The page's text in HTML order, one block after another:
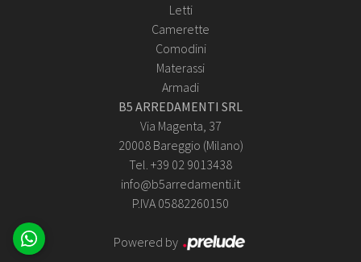
Letti
Camerette
Comodini
Materassi
Armadi
B5 ARREDAMENTI SRL
Via Magenta, 37
20008 Bareggio (Milano)
Tel. +39 02 9013438
info@b5arredamenti.it
P.IVA 05882260150
Powered by